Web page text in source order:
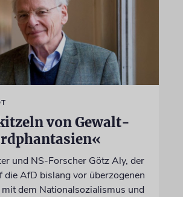
von Gewalt-
und NS-Forscher Götz Aly, der
die AfD bislang vor überzogenen
dem Nationalsozialismus und